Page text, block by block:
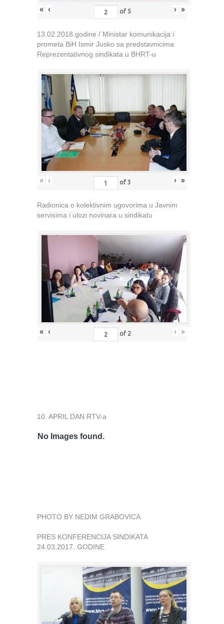
« ‹ of 5 › »
13.02.2018.godine / Ministar komunikacija i
prometa BiH Ismir Jusko sa predstavnicima
Reprezentativnog sindikata u BHRT-u
« ‹ of 3 › »
Radionica o kolektivnim ugovorima u Javnim
servisima i ulozi novinara u sindikatu
« ‹ of 2 › »
10. APRIL DAN RTV-a
No Images found.
PHOTO BY NEDIM GRABOVICA
PRES KONFERENCIJA SINDIKATA
24.03.2017. GODINE